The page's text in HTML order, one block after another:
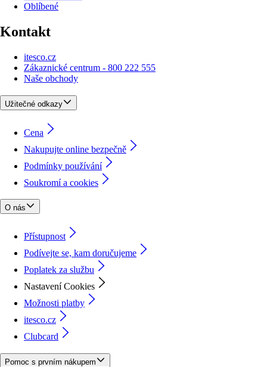
Oblíbené
Kontakt
itesco.cz
Zákaznické centrum - 800 222 555
Naše obchody
Užitečné odkazy
Cena
Nakupujte online bezpečně
Podmínky používání
Soukromí a cookies
O nás
Přístupnost
Podívejte se, kam doručujeme
Poplatek za službu
Nastavení Cookies
Možnosti platby
itesco.cz
Clubcard
Pomoc s prvním nákupem